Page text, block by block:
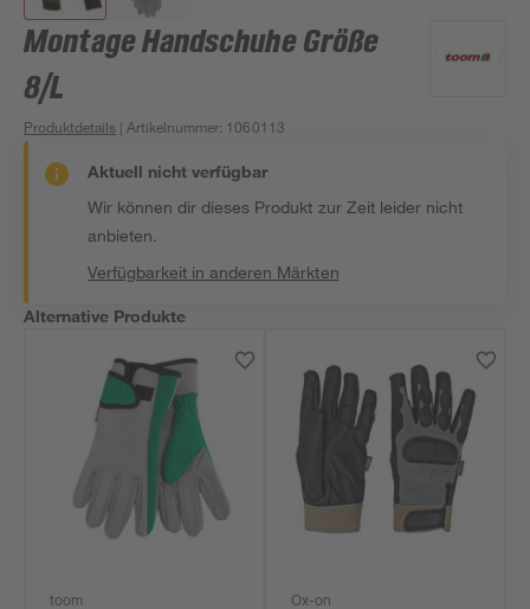
Montage Handschuhe Größe
8/L
Produktdetails | Artikelnummer: 1060113
Aktuell nicht verfügbar
Wir können dir dieses Produkt zur Zeit leider nicht
anbieten.
Verfügbarkeit in anderen Märkten
Alternative Produkte
toom Ox-on